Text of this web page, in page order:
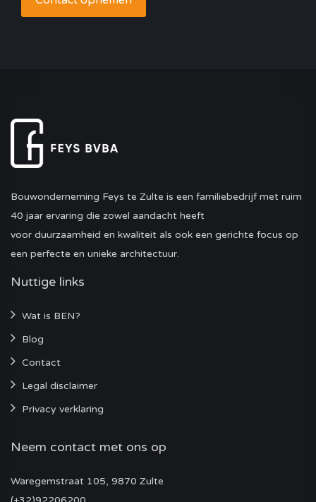
Bouwonderneming Feys te Zulte is een familiebedrijf met ruim
40 jaar ervaring die zowel aandacht heeft
voor duurzaamheid en kwaliteit als ook een gerichte focus op
een perfecte en unieke architectuur.
Nuttige links
Wat is BEN?
Blog
Contact
Legal disclaimer
Privacy verklaring
Neem contact met ons op
Waregemstraat 105, 9870 Zulte